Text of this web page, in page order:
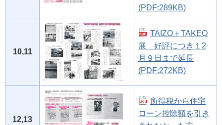
(PDF:289KB)
10,11
TAIZO＋TAKEO
展 好評につき１2
月９日まで延長
(PDF:272KB)
12,13
所得税から住宅
ローン控除額を引き